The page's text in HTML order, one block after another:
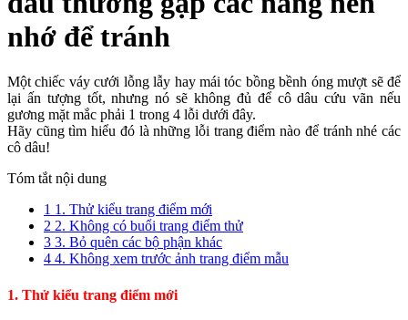
nhớ để tránh
Một chiếc váy cưới lỗng lẫy hay mái tóc bồng bềnh óng mượt sẽ để
lại ấn tượng tốt, nhưng nó sẽ không đủ để cô dâu cứu vãn nếu
gương mặt mắc phải 1 trong 4 lỗi dưới đây.
Hãy cũng tìm hiểu đó là những lỗi trang điểm nào để tránh nhé các
cô dâu!
Tóm tắt nội dung
1 1. Thử kiểu trang điểm mới
2 2. Không có buổi trang điểm thử
3 3. Bỏ quên các bộ phận khác
4 4. Không xem trước ảnh trang điểm mẫu
1. Thử kiểu trang điểm mới